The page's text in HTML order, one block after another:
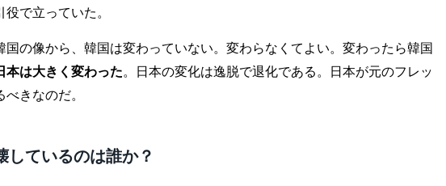
で立っていた。
国の像から、韓国は変わっていない。変わらなくてよい。変わったら韓国
本は大きく変わった。日本の変化は逸脱で退化である。日本が元のフレッ
きなのだ。
しているのは誰か？